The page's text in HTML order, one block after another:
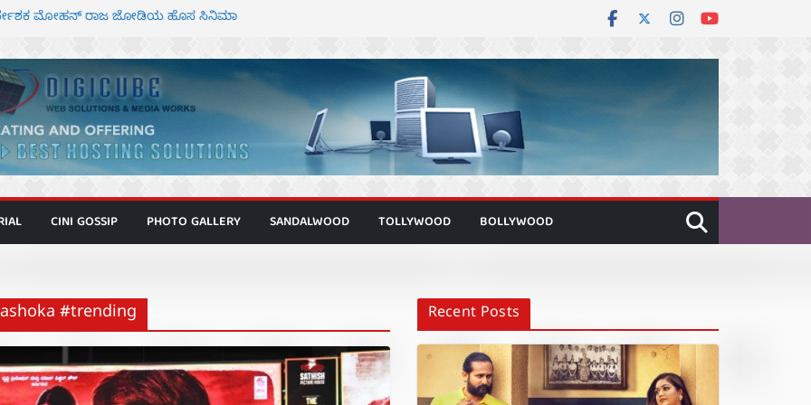
ಮೋಹನ್ ರಾಜ ಜೋಡಿಯ ಹೊಸ ಸಿನಿಮಾ
ಅಜೇಯಂ” ಹಾಡಿದ ದೃಶ್ಯ ವೈಭವ
ಶಿವಣ್ಣ ಅಭಿನಯದ ‘ಬಾಸ್’ ಚಿತ್ರ ತೆರೆಗೆ
ಮಿತ್ರ ಅಭಿನಯದ “ಮಹಾನ್” ಫಸ್ಟ್ ಲುಕ್
CINI GOSSIP PHOTO GALLERY SANDALWOOD TOLLYWOOD BOLLYWOOD
#trending Recent Posts